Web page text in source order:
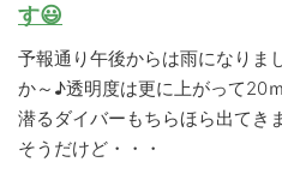
す😃
予報通り午後からは雨になりま
か～♪透明度は更に上がって20
潜るダイバーもちらほら出てき
そうだけど・・・